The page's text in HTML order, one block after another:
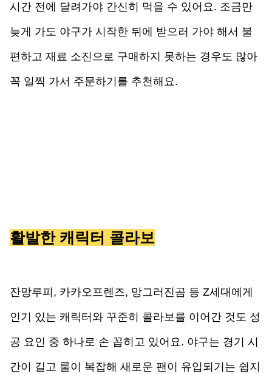
시간 전에 달려가야 간신히 먹을 수 있어요. 조금만
늦게 가도 야구가 시작한 뒤에 받으러 가야 해서 불
편하고 재료 소진으로 구매하지 못하는 경우도 많아
꼭 일찍 가서 주문하기를 추천해요.
활발한 캐릭터 콜라보
잔망루피, 카카오프렌즈, 망그러진곰 등 Z세대에게
인기 있는 캐릭터와 꾸준히 콜라보를 이어간 것도 성
공 요인 중 하나로 손 꼽히고 있어요. 야구는 경기 시
간이 길고 룰이 복잡해 새로운 팬이 유입되기는 쉽지